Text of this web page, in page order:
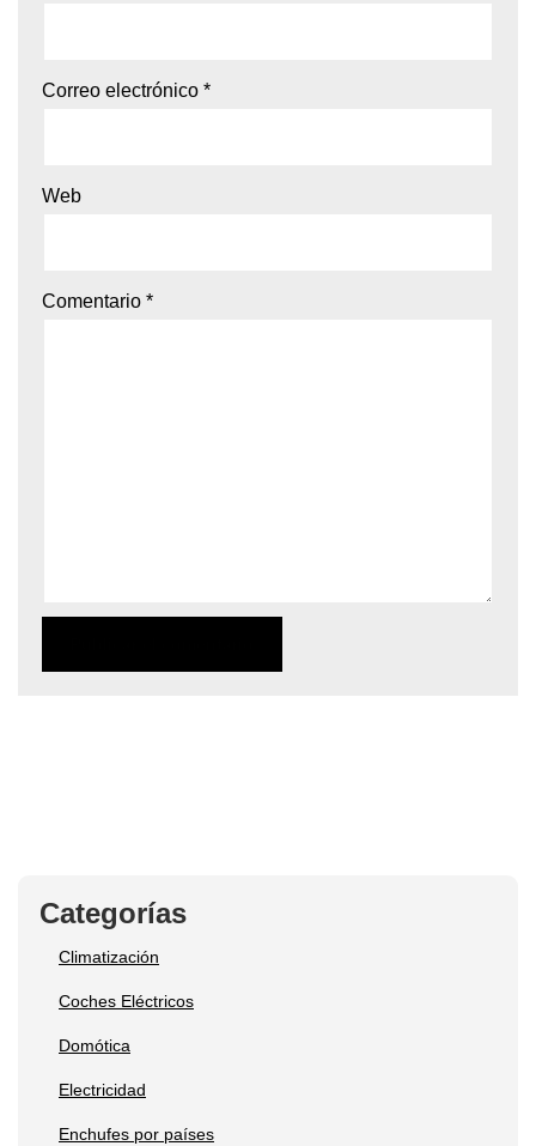
Correo electrónico *
Web
Comentario *
Categorías
Climatización
Coches Eléctricos
Domótica
Electricidad
Enchufes por países